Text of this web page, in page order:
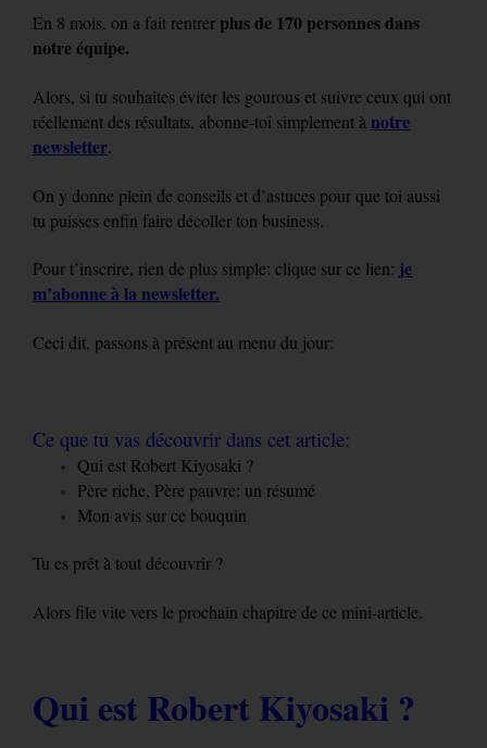
En 8 mois, on a fait rentrer plus de 170 personnes dans
notre équipe.
Alors, si tu souhaites éviter les gourous et suivre ceux qui ont
réellement des résultats, abonne-toi simplement à notre
newsletter
On y donne plein de conseils et d’astuces pour que toi aussi
tu puisses enfin faire décoller ton business.
Pour t’inscrire, rien de plus simple: clique sur ce lien: je
m’abonne à la newsletter.
Ceci dit, passons à présent au menu du jour:
Ce que tu vas découvrir dans cet article:
Qui est Robert Kiyosaki ?
Père riche, Père pauvre: un résumé
Mon avis sur ce bouquin
Tu es prêt à tout découvrir ?
Alors file vite vers le prochain chapitre de ce mini-article.
Qui est Robert Kiyosaki ?